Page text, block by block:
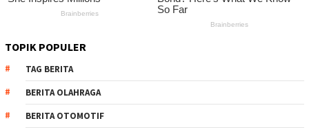
TOPIK POPULER
TAG BERITA
BERITA OLAHRAGA
BERITA OTOMOTIF